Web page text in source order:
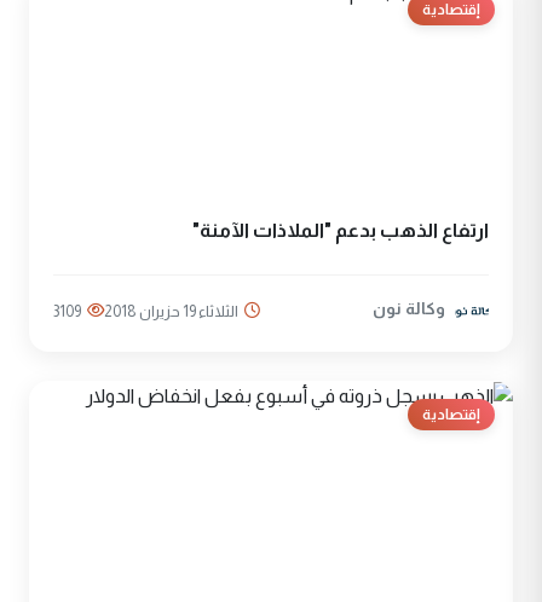
إقتصادية
ارتفاع الذهب بدعم "الملاذات الآمنة"
وكالة نون الثلاثاء 19 حزيران 2018 3109
إقتصادية